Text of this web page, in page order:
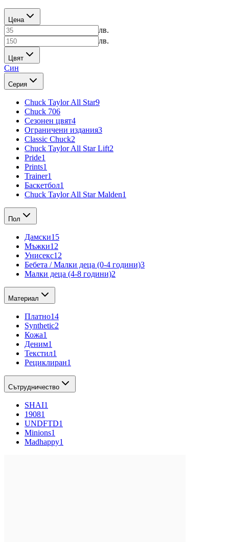
Цена
лв.
лв.
Цвят
Син
Серия
Chuck Taylor All Star9
Chuck 706
Сезонен цвят4
Ограничени издания3
Classic Chuck2
Chuck Taylor All Star Lift2
Pride1
Prints1
Trainer1
Баскетбол1
Chuck Taylor All Star Malden1
Пол
Дамски15
Мъжки12
Унисекс12
Бебета / Малки деца (0-4 години)3
Малки деца (4-8 години)2
Материал
Платно14
Synthetic2
Кожа1
Деним1
Текстил1
Рециклиран1
Сътрудничество
SHAI1
19081
UNDFTD1
Minions1
Madhappy1